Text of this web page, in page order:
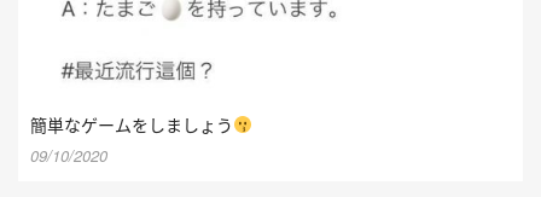
簡単なゲームをしましょう
09/10/2020